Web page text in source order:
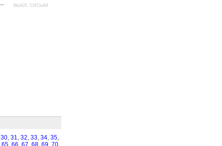
выкл. сиськи
30, 31, 32, 33, 34, 35,
65, 66, 67, 68, 69, 70,